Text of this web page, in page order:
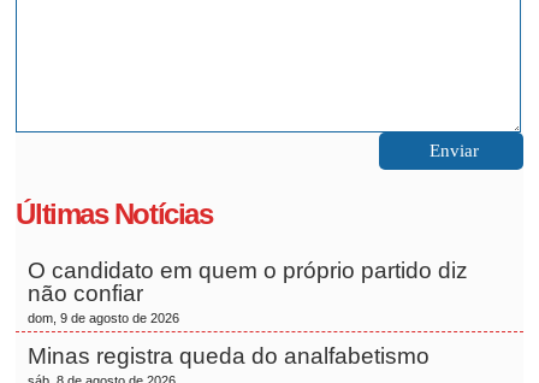
Últimas Notícias
O candidato em quem o próprio partido diz
não confiar
dom, 9 de agosto de 2026
Minas registra queda do analfabetismo